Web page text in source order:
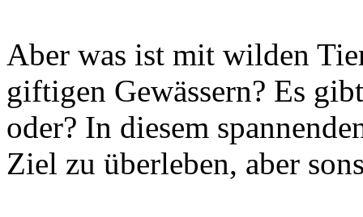
Aber was ist mit wilden
giftigen Gewässern? Es
oder? In diesem
Ziel zu überleben, aber